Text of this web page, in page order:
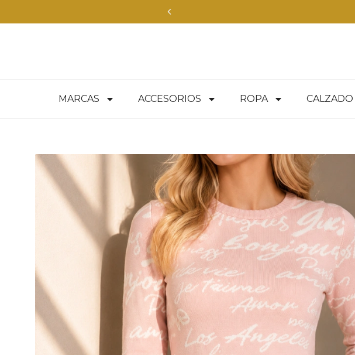
MARCAS ACCESORIOS ROPA CALZADO